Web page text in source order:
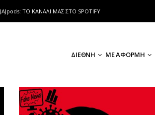
JAJpods: TO ΚΑΝΑΛΙ ΜΑΣ ΣΤΟ SPOTIFY
ΔΙΕΘΝΗ ΜΕ ΑΦΟΡΜΗ